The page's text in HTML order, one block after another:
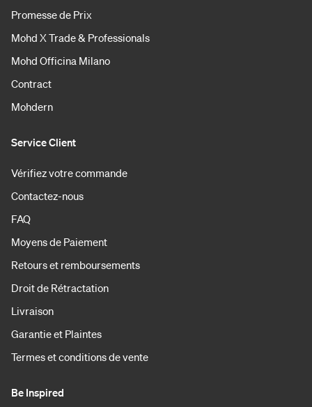
Promesse de Prix
Mohd X Trade & Professionals
Mohd Officina Milano
Contract
Mohdern
Service Client
Vérifiez votre commande
Contactez-nous
FAQ
Moyens de Paiement
Retours et remboursements
Droit de Rétractation
Livraison
Garantie et Plaintes
Termes et conditions de vente
Be Inspired